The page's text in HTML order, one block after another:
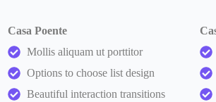
Casa Poente
Mollis aliquam ut porttitor
Options to choose list design
Beautiful interaction transitions